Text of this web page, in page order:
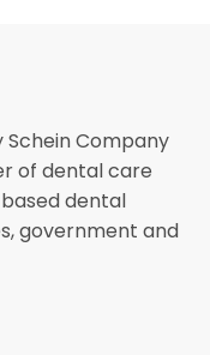
Company
of dental care
dental
government and